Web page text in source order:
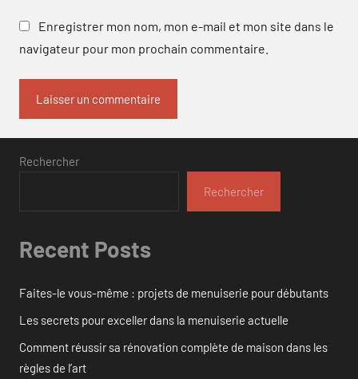
Enregistrer mon nom, mon e-mail et mon site dans le
navigateur pour mon prochain commentaire.
Rechercher
Rechercher
Recent Posts
Faites-le vous-même : projets de menuiserie pour débutants
Les secrets pour exceller dans la menuiserie actuelle
Comment réussir sa rénovation complète de maison dans les
règles de l’art